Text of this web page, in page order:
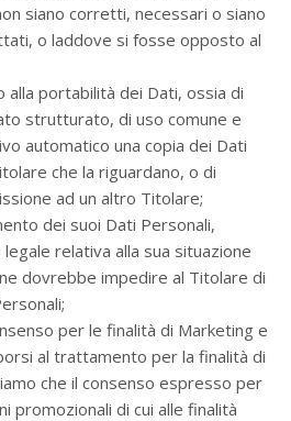
siano corretti, necessari o siano
o laddove si fosse opposto al
portabilità dei Dati, ossia di
strutturato, di uso comune e
automatico una copia dei Dati
che la riguardano, o di
ad un altro Titolare;
dei suoi Dati Personali,
relativa alla sua situazione
dovrebbe impedire al Titolare di
per le finalità di Marketing e
al trattamento per la finalità di
che il consenso espresso per
promozionali di cui alle finalità